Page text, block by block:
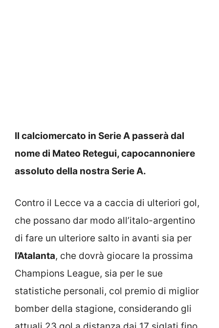
Il calciomercato in Serie A passerà dal
nome di Mateo Retegui, capocannoniere
assoluto della nostra Serie A.
Contro il Lecce va a caccia di ulteriori gol,
che possano dar modo all’italo-argentino
di fare un ulteriore salto in avanti sia per
l’Atalanta, che dovrà giocare la prossima
Champions League, sia per le sue
statistiche personali, col premio di miglior
bomber della stagione, considerando gli